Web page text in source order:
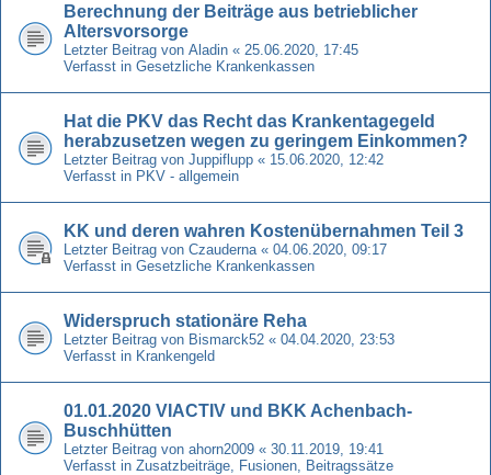
Berechnung der Beiträge aus betrieblicher
Altersvorsorge
Letzter Beitrag von Aladin « 25.06.2020, 17:45
Verfasst in Gesetzliche Krankenkassen
Hat die PKV das Recht das Krankentagegeld
herabzusetzen wegen zu geringem Einkommen?
Letzter Beitrag von Juppiflupp « 15.06.2020, 12:42
Verfasst in PKV - allgemein
KK und deren wahren Kostenübernahmen Teil 3
Letzter Beitrag von Czauderna « 04.06.2020, 09:17
Verfasst in Gesetzliche Krankenkassen
Widerspruch stationäre Reha
Letzter Beitrag von Bismarck52 « 04.04.2020, 23:53
Verfasst in Krankengeld
01.01.2020 VIACTIV und BKK Achenbach-
Buschhütten
Letzter Beitrag von ahorn2009 « 30.11.2019, 19:41
Verfasst in Zusatzbeiträge, Fusionen, Beitragssätze